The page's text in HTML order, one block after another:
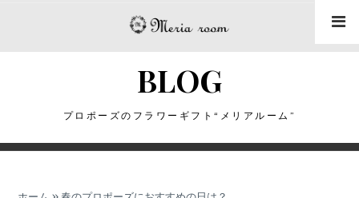
ス
BLOG
プロポーズのフラワーギフト“メリアルーム”